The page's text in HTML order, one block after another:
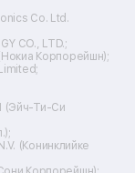
Co. Ltd.
CO., LTD.;
Корпорейшн);
(Эйч-Ти-Си
(Конинклийке